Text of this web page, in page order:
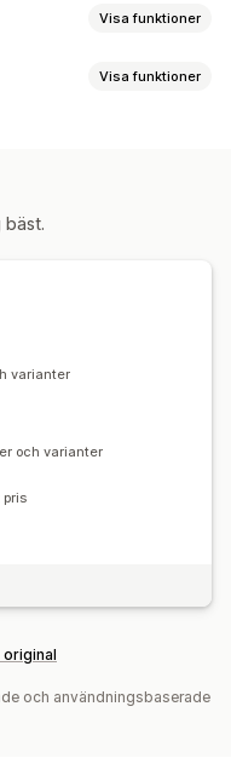
Visa funktioner
Visa funktioner
bäst.
varianter
och varianter
original
och användningsbaserade